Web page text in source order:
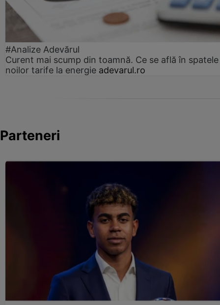
#Analize Adevărul
Curent mai scump din toamnă. Ce se află în spatele
noilor tarife la energie adevarul.ro
Parteneri